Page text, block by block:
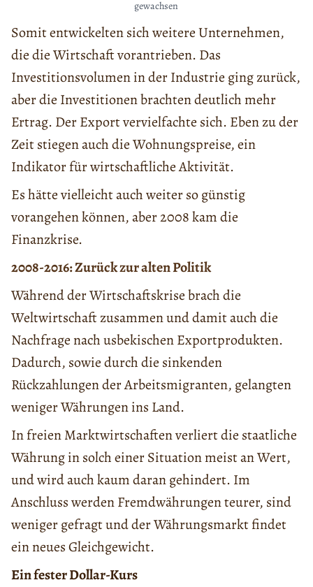
gewachsen
Somit entwickelten sich weitere Unternehmen,
die die Wirtschaft vorantrieben. Das
Investitionsvolumen in der Industrie ging zurück,
aber die Investitionen brachten deutlich mehr
Ertrag. Der Export vervielfachte sich. Eben zu der
Zeit stiegen auch die Wohnungspreise, ein
Indikator für wirtschaftliche Aktivität.
Es hätte vielleicht auch weiter so günstig
vorangehen können, aber 2008 kam die
Finanzkrise.
2008-2016: Zurück zur alten Politik
Während der Wirtschaftskrise brach die
Weltwirtschaft zusammen und damit auch die
Nachfrage nach usbekischen Exportprodukten.
Dadurch, sowie durch die sinkenden
Rückzahlungen der Arbeitsmigranten, gelangten
weniger Währungen ins Land.
In freien Marktwirtschaften verliert die staatliche
Währung in solch einer Situation meist an Wert,
und wird auch kaum daran gehindert. Im
Anschluss werden Fremdwährungen teurer, sind
weniger gefragt und der Währungsmarkt findet
ein neues Gleichgewicht.
Ein fester Dollar-Kurs